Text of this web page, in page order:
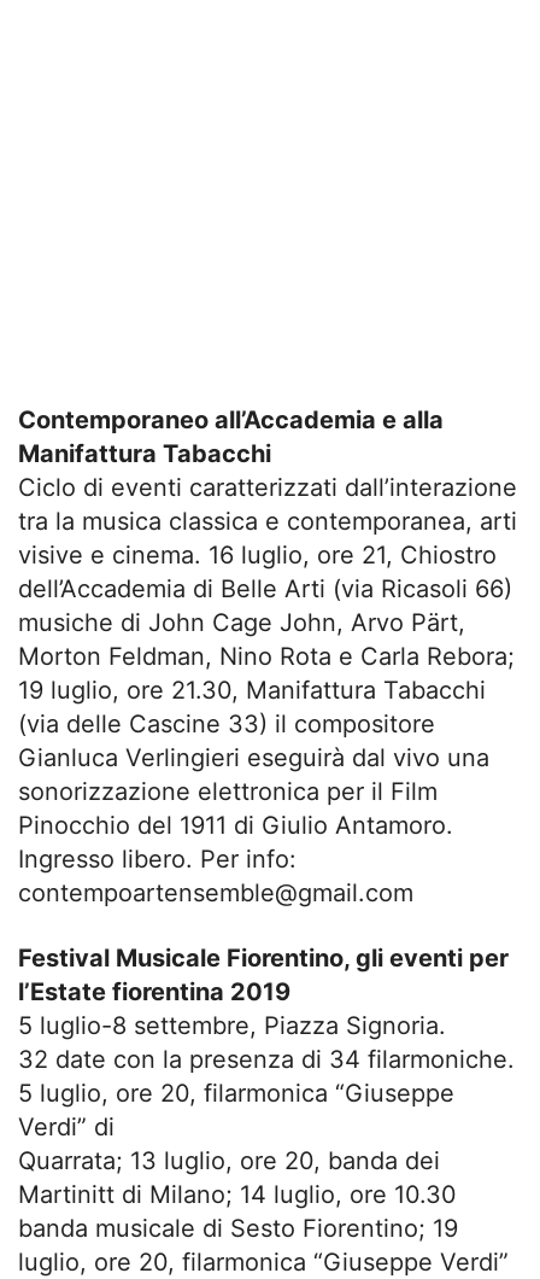
Contemporaneo all’Accademia e alla
Manifattura Tabacchi
Ciclo di eventi caratterizzati dall’interazione
tra la musica classica e contemporanea, arti
visive e cinema. 16 luglio, ore 21, Chiostro
dell’Accademia di Belle Arti (via Ricasoli 66)
musiche di John Cage John, Arvo Pärt,
Morton Feldman, Nino Rota e Carla Rebora;
19 luglio, ore 21.30, Manifattura Tabacchi
(via delle Cascine 33) il compositore
Gianluca Verlingieri eseguirà dal vivo una
sonorizzazione elettronica per il Film
Pinocchio del 1911 di Giulio Antamoro.
Ingresso libero. Per info:
contempoartensemble@gmail.com
Festival Musicale Fiorentino, gli eventi per
l’Estate fiorentina 2019
5 luglio-8 settembre, Piazza Signoria.
32 date con la presenza di 34 filarmoniche.
5 luglio, ore 20, filarmonica “Giuseppe
Verdi” di
Quarrata; 13 luglio, ore 20, banda dei
Martinitt di Milano; 14 luglio, ore 10.30
banda musicale di Sesto Fiorentino; 19
luglio, ore 20, filarmonica “Giuseppe Verdi”